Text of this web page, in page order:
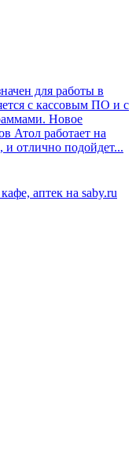
для работы в
с кассовым ПО и с
Новое
Атол работает на
отлично подойдет...